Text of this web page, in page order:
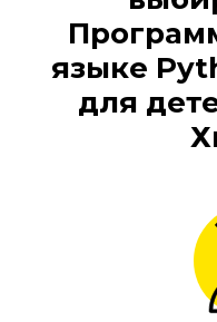
языке
для